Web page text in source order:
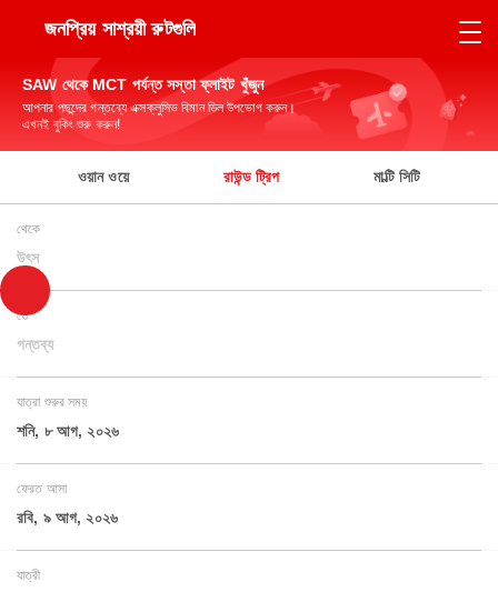
জনপ্রিয় সাশ্রয়ী রুটগুলি
SAW থেকে MCT পর্যন্ত সস্তা ফ্লাইট খুঁজুন
আপনার পছন্দের গন্তব্যে এক্সক্লুসিভ বিমান ডিল উপভোগ করুন।
এখনই বুকিং শুরু করুন!
ওয়ান ওয়ে রাউন্ড ট্রিপ মাল্টি সিটি
থেকে
উৎস
তে
গন্তব্য
যাত্রা শুরুর সময়
শনি, ৮ আগ, ২০২৬
ফেরত আসা
রবি, ৯ আগ, ২০২৬
যাত্রী